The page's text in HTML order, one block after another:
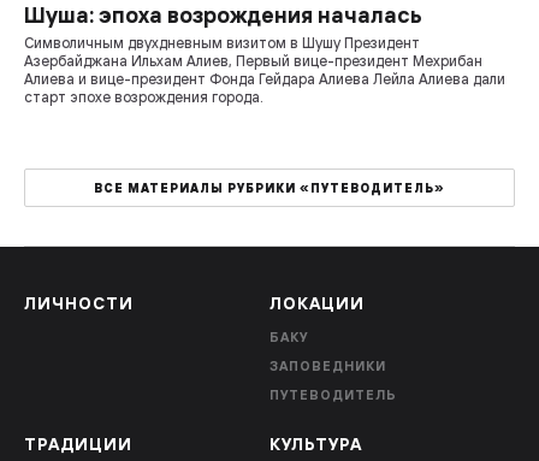
Шуша: эпоха возрождения началась
Символичным двухдневным визитом в Шушу Президент
Азербайджана Ильхам Алиев, Первый вице-президент Мехрибан
Алиева и вице-президент Фонда Гейдара Алиева Лейла Алиева дали
старт эпохе возрождения города.
ВСЕ МАТЕРИАЛЫ РУБРИКИ «ПУТЕВОДИТЕЛЬ»
ЛИЧНОСТИ ЛОКАЦИИ
БАКУ
ЗАПОВЕДНИКИ
ПУТЕВОДИТЕЛЬ
ТРАДИЦИИ КУЛЬТУРА